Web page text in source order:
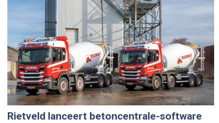
Rietveld lanceert betoncentrale-software